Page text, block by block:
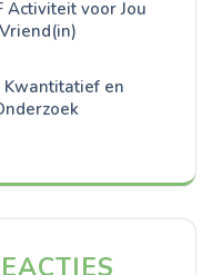
Activiteit voor Jou
Kwantitatief en